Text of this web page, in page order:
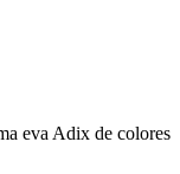
eva Adix de colores